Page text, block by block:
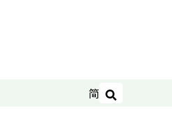
简 搜尋